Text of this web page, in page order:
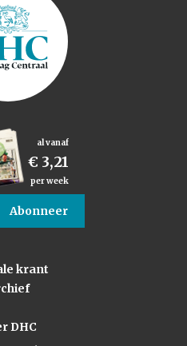
al vanaf
€ 3,21
per week
Abonneer
krant
DHC